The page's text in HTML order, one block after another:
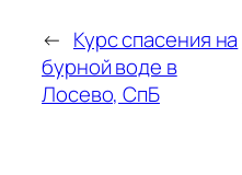
← Курс спасения на
бурной воде в
Лосево, СпБ